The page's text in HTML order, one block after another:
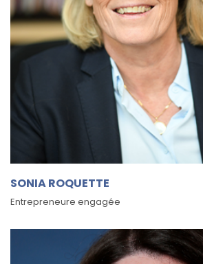
SONIA ROQUETTE
Entrepreneure engagée